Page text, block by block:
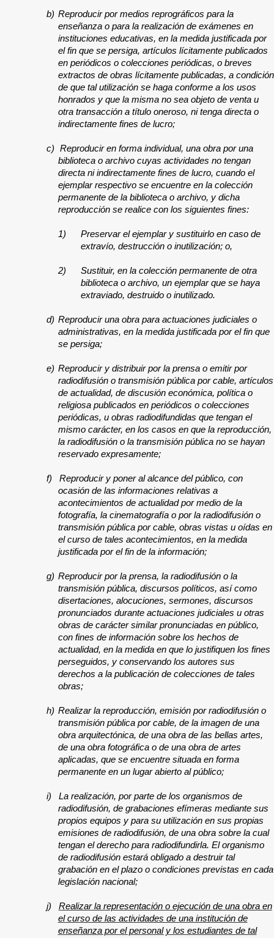
b) Reproducir por medios reprográficos para la
enseñanza o para la realización de exámenes en
instituciones educativas, en la medida justificada por
el fin que se persiga, artículos lícitamente publicados
en periódicos o colecciones periódicas, o breves
extractos de obras lícitamente publicadas, a condición
de que tal utilización se haga conforme a los usos
honrados y que la misma no sea objeto de venta u
otra transacción a título oneroso, ni tenga directa o
indirectamente fines de lucro;
c)
Reproducir en forma individual, una obra por una
biblioteca o archivo cuyas actividades no tengan
directa ni indirectamente fines de lucro, cuando el
ejemplar respectivo se encuentre en la colección
permanente de la biblioteca o archivo, y dicha
reproducción se realice con los siguientes fines:
1)
Preservar el ejemplar y sustituirlo en caso de
extravío, destrucción o inutilización; o,
2)
Sustituir, en la colección permanente de otra
biblioteca o archivo, un ejemplar que se haya
extraviado, destruido o inutilizado.
d) Reproducir una obra para actuaciones judiciales o
administrativas, en la medida justificada por el fin que
se persiga;
e) Reproducir y distribuir por la prensa o emitir por
radiodifusión o transmisión pública por cable, artículos
de actualidad, de discusión económica, política o
religiosa publicados en periódicos o colecciones
periódicas, u obras radiodifundidas que tengan el
mismo carácter, en los casos en que la reproducción,
la radiodifusión o la transmisión pública no se hayan
reservado expresamente;
f)
Reproducir y poner al alcance del público, con
ocasión de las informaciones relativas a
acontecimientos de actualidad por medio de la
fotografía, la cinematografía o por la radiodifusión o
transmisión pública por cable, obras vistas u oídas en
el curso de tales acontecimientos, en la medida
justificada por el fin de la información;
g) Reproducir por la prensa, la radiodifusión o la
transmisión pública, discursos políticos, así como
disertaciones, alocuciones, sermones, discursos
pronunciados durante actuaciones judiciales u otras
obras de carácter similar pronunciadas en público,
con fines de información sobre los hechos de
actualidad, en la medida en que lo justifiquen los fines
perseguidos, y conservando los autores sus
derechos a la publicación de colecciones de tales
obras;
h) Realizar la reproducción, emisión por radiodifusión o
transmisión pública por cable, de la imagen de una
obra arquitectónica, de una obra de las bellas artes,
de una obra fotográfica o de una obra de artes
aplicadas, que se encuentre situada en forma
permanente en un lugar abierto al público;
i)
La realización, por parte de los organismos de
radiodifusión, de grabaciones efímeras mediante sus
propios equipos y para su utilización en sus propias
emisiones de radiodifusión, de una obra sobre la cual
tengan el derecho para radiodifundirla. El organismo
de radiodifusión estará obligado a destruir tal
grabación en el plazo o condiciones previstas en cada
legislación nacional;
j)
Realizar la representación o ejecución de una obra en
el curso de las actividades de una institución de
enseñanza por el personal y los estudiantes de tal